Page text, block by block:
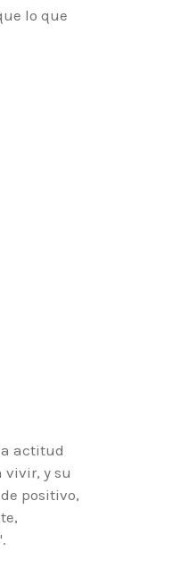
lo que
actitud
y su
positivo,